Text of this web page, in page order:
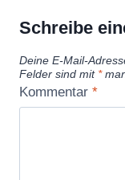
Schreibe
Deine E-Mail-
Felder sind mit *
Kommentar *